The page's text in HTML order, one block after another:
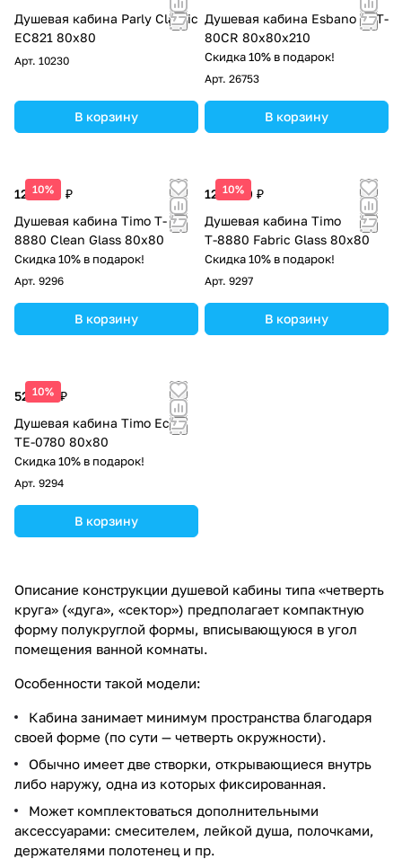
Душевая кабина Parly Classic
EC821 80x80
Арт. 10230
В корзину
Душевая кабина Esbano EST-
80CR 80х80х210
Скидка 10% в подарок!
Арт. 26753
В корзину
10%
121 400 ₽
Душевая кабина Timo T-
8880 Clean Glass 80х80
Скидка 10% в подарок!
Арт. 9296
В корзину
10%
122 600 ₽
Душевая кабина Timo
Т-8880 Fabric Glass 80х80
Скидка 10% в подарок!
Арт. 9297
В корзину
10%
52 900 ₽
Душевая кабина Timo Eco
TE-0780 80х80
Скидка 10% в подарок!
Арт. 9294
В корзину
Описание конструкции душевой кабины типа «четверть
круга» («дуга», «сектор») предполагает компактную
форму полукруглой формы, вписывающуюся в угол
помещения ванной комнаты.
Особенности такой модели:
Кабина занимает минимум пространства благодаря
своей форме (по сути — четверть окружности).
Обычно имеет две створки, открывающиеся внутрь
либо наружу, одна из которых фиксированная.
Может комплектоваться дополнительными
аксессуарами: смесителем, лейкой душа, полочками,
держателями полотенец и пр.